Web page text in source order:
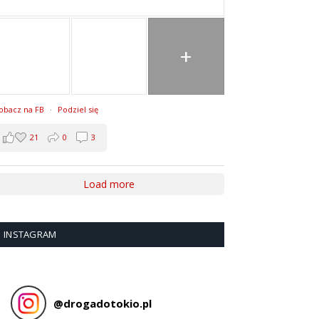
+
na FB · Podziel się
21 0 3
Load more
INSTAGRAM
@drogadotokio.pl